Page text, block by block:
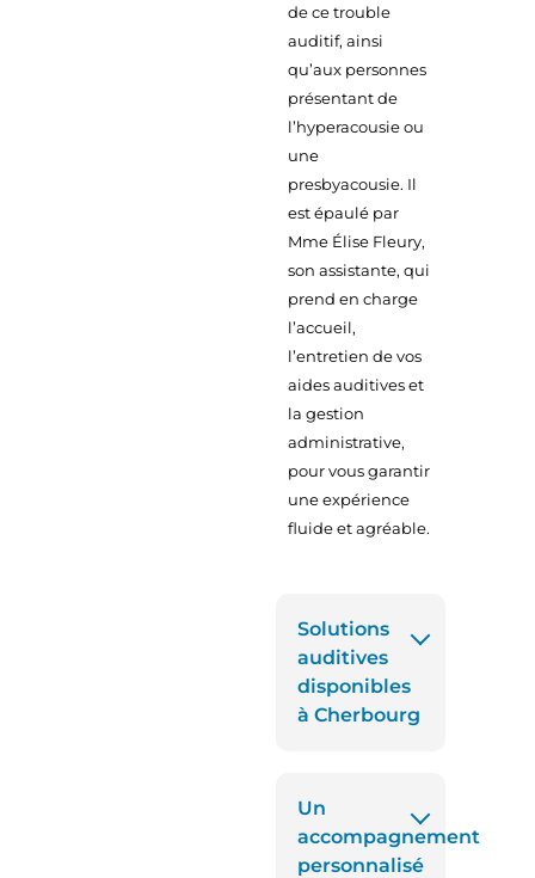
de ce trouble
auditif, ainsi
qu’aux personnes
présentant de
l’hyperacousie ou
une
presbyacousie. Il
est épaulé par
Mme Élise Fleury,
son assistante, qui
prend en charge
l’accueil,
l’entretien de vos
aides auditives et
la gestion
administrative,
pour vous garantir
une expérience
fluide et agréable.
Solutions
auditives
disponibles
à Cherbourg
Un
accompagnement
personnalisé